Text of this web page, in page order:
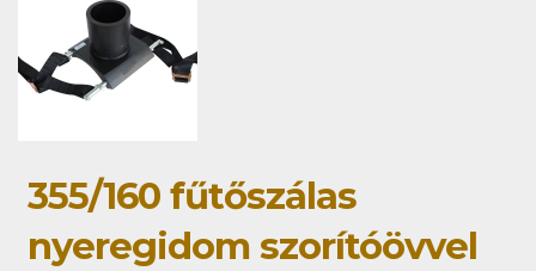
355/160 fűtőszálas
nyeregidom szorítóövvel